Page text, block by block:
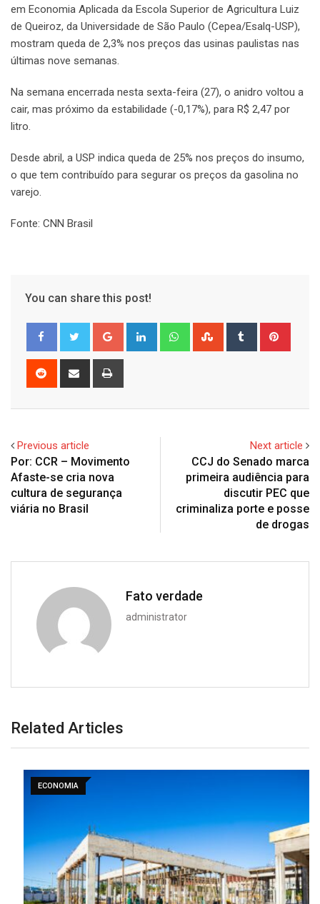
em Economia Aplicada da Escola Superior de Agricultura Luiz
de Queiroz, da Universidade de São Paulo (Cepea/Esalq-USP),
mostram queda de 2,3% nos preços das usinas paulistas nas
últimas nove semanas.
Na semana encerrada nesta sexta-feira (27), o anidro voltou a
cair, mas próximo da estabilidade (-0,17%), para R$ 2,47 por
litro.
Desde abril, a USP indica queda de 25% nos preços do insumo,
o que tem contribuído para segurar os preços da gasolina no
varejo.
Fonte: CNN Brasil
You can share this post!
Google+ LinkedIn WhatsappStumbleUpon
Tumblr
Reddit
Share
Previous article
Por: CCR – Movimento
Afaste-se cria nova
cultura de segurança
viária no Brasil
Next article
CCJ do Senado marca
primeira audiência para
discutir PEC que
criminaliza porte e posse
de drogas
Fato verdade
administrator
Related Articles
ECONOMIA